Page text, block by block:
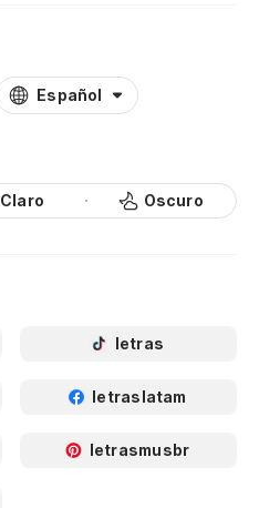
Español
Claro Oscuro
letras
letraslatam
letrasmusbr